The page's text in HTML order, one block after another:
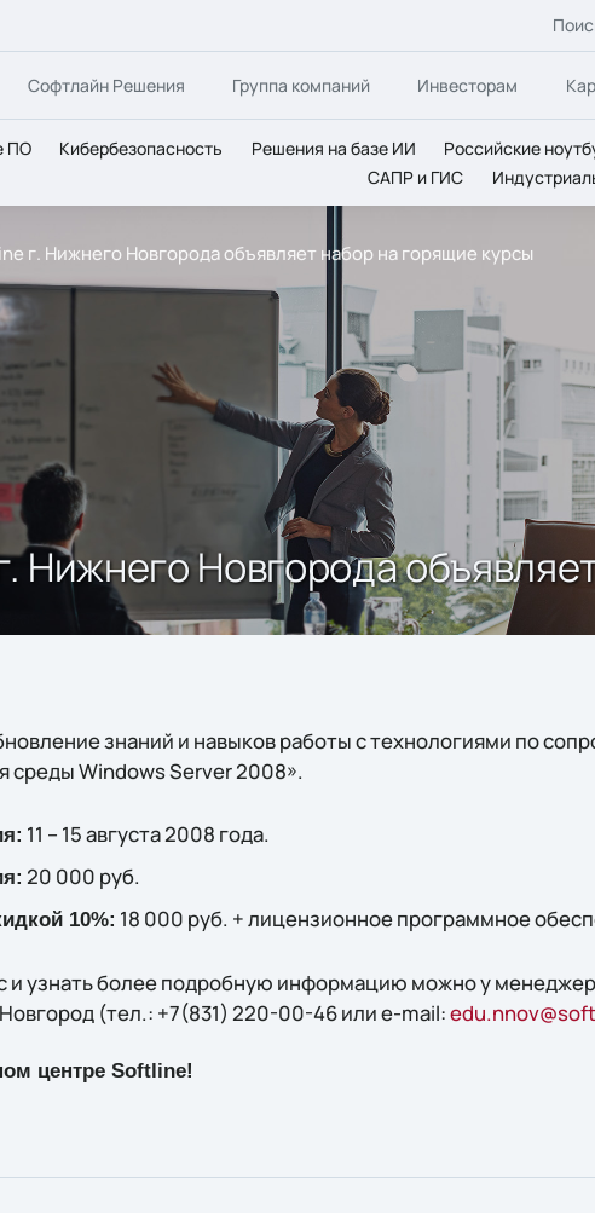
Софтлайн Решения Группа компаний Инвесторам
ПО Кибербезопасность Решения на базе ИИ Российские
САПР и ГИС
г. Нижнего Новгорода объявляет набор на горящие курсы
Нижнего Новгорода
знаний и навыков работы с технологиями по
среды Windows Server 2008».
11 – 15 августа 2008 года.
20 000 руб.
10%: 18 000 руб. + лицензионное программное
и узнать более подробную информацию можно у
(тел.: +7(831) 220-00-46 или e-mail:
центре Softline!